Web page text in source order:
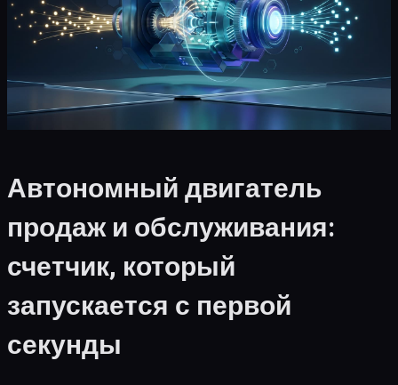
Автономный двигатель
продаж и обслуживания:
счетчик, который
запускается с первой
секунды